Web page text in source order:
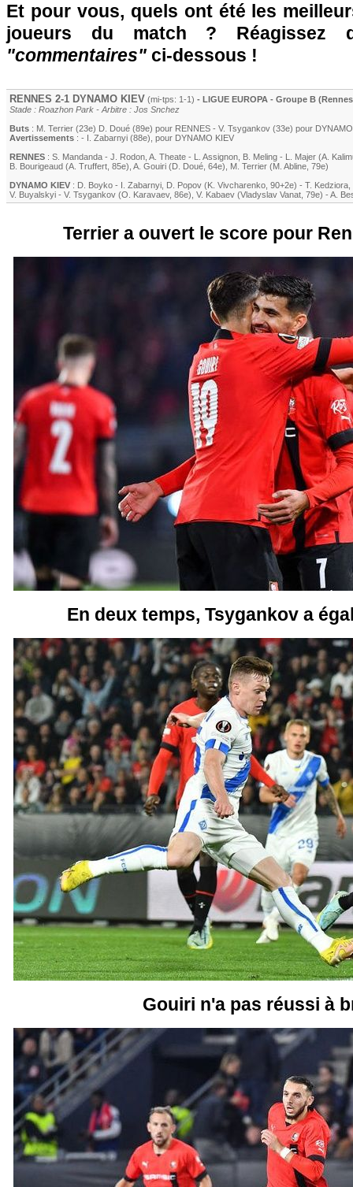
Et pour vous, quels ont été les
joueurs du match ? Réagissez
"commentaires" ci-dessous !
RENNES 2-1 DYNAMO KIEV (mi-tps: 1-1) - LIGUE EUROPA - Groupe B
Stade : Roazhon Park - Arbitre : Jos Snchez
Buts : M. Terrier (23e) D. Doué (89e) pour RENNES - V. Tsygankov (33e) pour
Avertissements : - I. Zabarnyi (88e) , pour DYNAMO KIEV
RENNES : S. Mandanda - J. Rodon A. Theate - L. Assignon B. Meling - L. Majer (A.
B. Bourigeaud (A. Truffert , 85e) A. Gouiri (D. Doué , 64e) M. Terrier (M. Abline , 79e)
DYNAMO KIEV : D. Boyko - I. Zabarnyi D. Popov (K. Vivcharenko, 90+2e) - T. Kedziora
V. Buyalskyi - V. Tsygankov (O. Karavaev, 86e) V. Kabaev (Vladyslav Vanat, 79e) - A.
Terrier a ouvert le score pour
En deux temps, Tsygankov a
Gouiri n'a pas réussi à